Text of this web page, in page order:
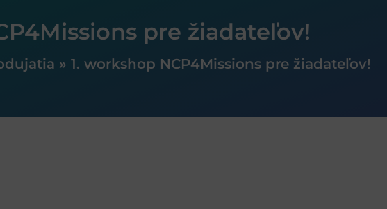
pre žiadateľov!
» 1. workshop NCP4Missions pre žiadateľov!